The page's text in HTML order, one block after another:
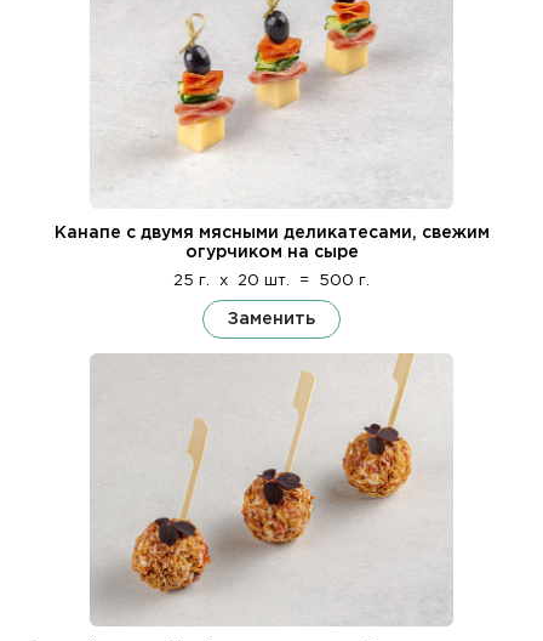
Канапе с двумя мясными деликатесами, свежим
огурчиком на сыре
25 г. x 20 шт. = 500 г.
Заменить